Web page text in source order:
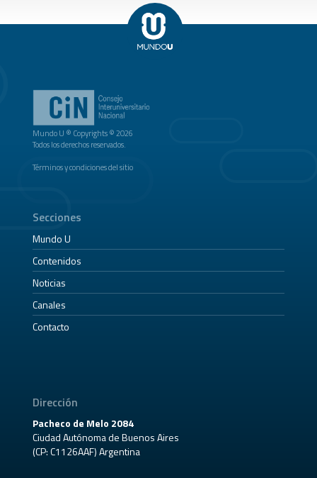
Mundo U ® Copyrights © 2026
Todos los derechos reservados.
Términos y condiciones del sitio
Secciones
Mundo U
Contenidos
Noticias
Canales
Contacto
Dirección
Pacheco de Melo 2084
Ciudad Autónoma de Buenos Aires
(CP: C1126AAF) Argentina